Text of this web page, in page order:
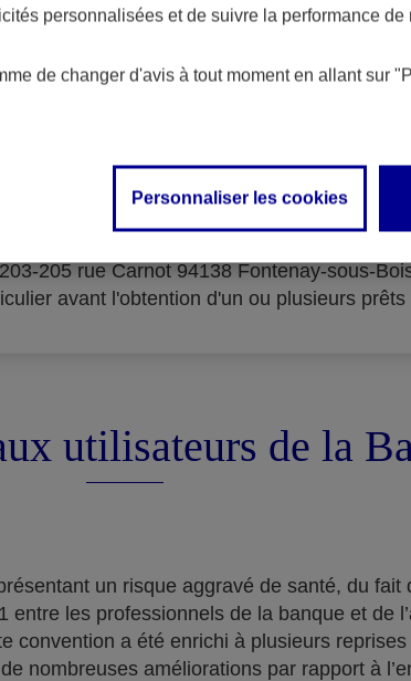
d'acceptation du crédit
Banque Financement – SA au capital de
205 rue Carnot 94138 Fontenay-sous-
avant l'obtention d'un ou plusieurs prêts
utilisateurs de la
un risque aggravé de santé, du fait
entre les professionnels de la banque et de
convention a été enrichi à plusieurs
nombreuses améliorations par rapport à
personnalisées et de suivre la performance de
de changer d'avis à tout moment en allant sur
Personnaliser les cookies